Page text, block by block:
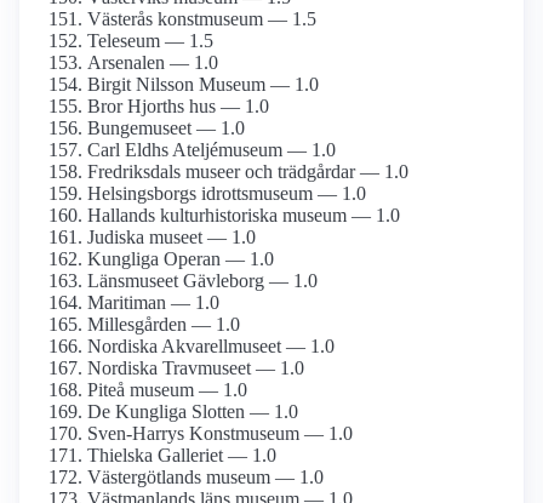
Västerås konstmuseum — 1.5
Teleseum — 1.5
Arsenalen — 1.0
Birgit Nilsson Museum — 1.0
Bror Hjorths hus — 1.0
Bungemuseet — 1.0
Carl Eldhs Ateljémuseum — 1.0
Fredriksdals museer och trädgårdar — 1.0
Helsingsborgs idrottsmuseum — 1.0
Hallands kultur­historiska museum — 1.0
Judiska museet — 1.0
Kungliga Operan — 1.0
Länsmuseet Gävleborg — 1.0
Maritiman — 1.0
Millesgården — 1.0
Nordiska Akvarellmuseet — 1.0
Nordiska Travmuseet — 1.0
Piteå museum — 1.0
De Kungliga Slotten — 1.0
Sven-Harrys Konstmuseum — 1.0
Thielska Galleriet — 1.0
Västergötlands museum — 1.0
Västmanlands läns museum — 1.0